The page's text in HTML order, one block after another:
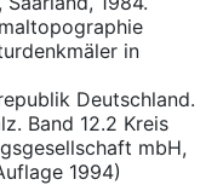
in
Deutschland.
Band 12.2 Kreis
mbH,
1994)